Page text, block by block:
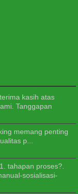
kasih atas
Tanggapan
memang penting
p...
tahapan proses?.
sosialisasi-